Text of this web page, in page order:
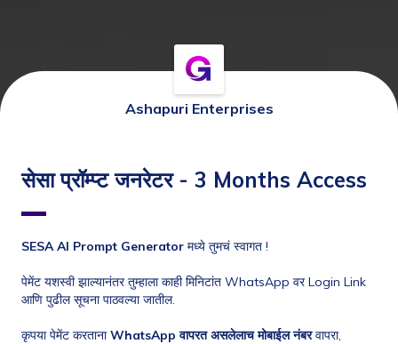
Ashapuri Enterprises
सेसा प्रॉम्प्ट जनरेटर - 3 Months Access
SESA AI Prompt Generator मध्ये तुमचं स्वागत !
पेमेंट यशस्वी झाल्यानंतर तुम्हाला काही मिनिटांत WhatsApp वर Login Link
आणि पुढील सूचना पाठवल्या जातील.
कृपया पेमेंट करताना WhatsApp वापरत असलेलाच मोबाईल नंबर वापरा,